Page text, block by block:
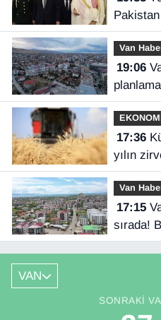
imzaladı
Van
19:06Van'ın geleceği doğru kent
17:36Küresel gıda fiyatları 3,5
yılın
Van
17:15Van Doğu Anadolu'da ilk
sırada!
VAN
SONRAKI